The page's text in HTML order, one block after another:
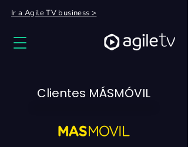
Ir a Agile TV business >
Clientes MÁSMÓVIL